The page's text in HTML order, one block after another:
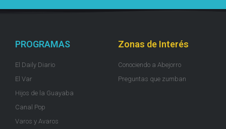
PROGRAMAS
El Daily Diario
El Var
Hijos de la Guayaba
Canal Pop
Varos y Avaros
Zonas de Interés
Conociendo a Abejorro
Preguntas que zumban